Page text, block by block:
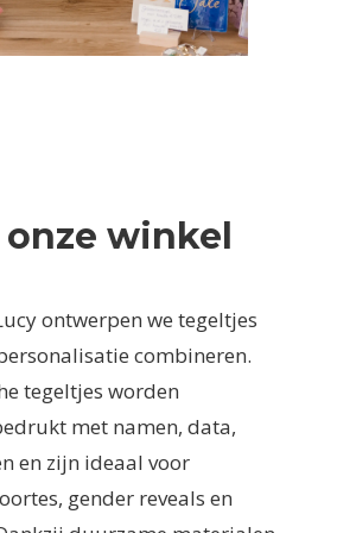
onze winkel
ontwerpen we tegeltjes
combineren.
tegeltjes worden
met namen, data,
en zijn ideaal voor
gender reveals en